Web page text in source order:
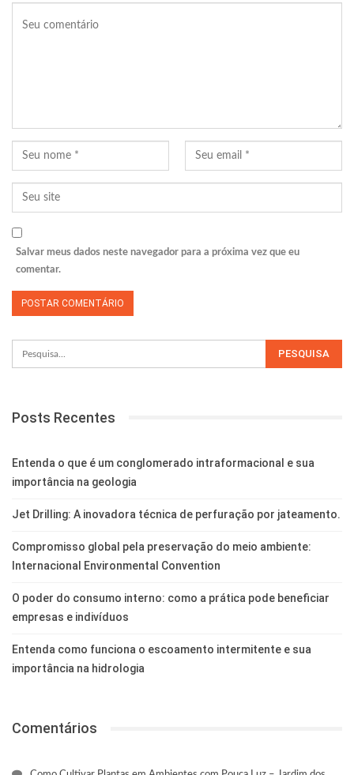
Salvar meus dados neste navegador para a próxima vez que eu
comentar.
Posts Recentes
Entenda o que é um conglomerado intraformacional e sua
importância na geologia
Jet Drilling: A inovadora técnica de perfuração por jateamento.
Compromisso global pela preservação do meio ambiente:
Internacional Environmental Convention
O poder do consumo interno: como a prática pode beneficiar
empresas e indivíduos
Entenda como funciona o escoamento intermitente e sua
importância na hidrologia
Comentários